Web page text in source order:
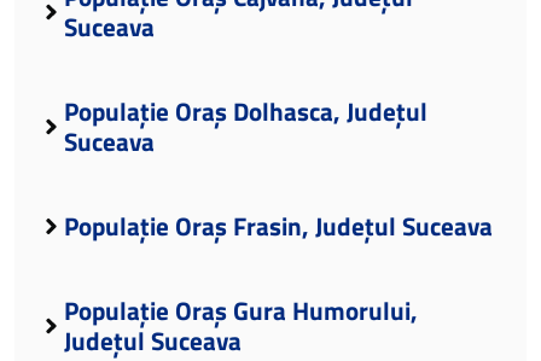
Suceava
Populație Oraș Dolhasca, Județul
Suceava
Populație Oraș Frasin, Județul Suceava
Populație Oraș Gura Humorului,
Județul Suceava